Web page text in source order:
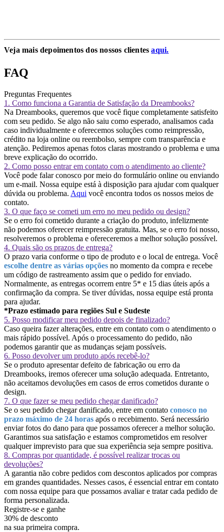
Veja mais depoimentos dos nossos clientesaqui.
FAQ
Preguntas Frequentes
1. Como funciona a Garantia de Satisfação da Dreambooks?
Na Dreambooks, queremos que você fique completamente satisfeito
com seu pedido. Se algo não saiu como esperado, analisamos cada
caso individualmente e oferecemos soluções como reimpressão,
crédito na loja online ou reembolso, sempre com transparência e
atenção. Pediremos apenas fotos claras mostrando o problema e uma
breve explicação do ocorrido.
2. Como posso entrar em contato com o atendimento ao cliente?
Você pode falar conosco por meio do formulário online ou enviando
um e-mail. Nossa equipe está à disposição para ajudar com qualquer
dúvida ou problema. Aqui você encontra todos os nossos meios de
contato.
3. O que faço se cometi um erro no meu pedido ou design?
Se o erro foi cometido durante a criação do produto, infelizmente
não podemos oferecer reimpressão gratuita. Mas, se o erro foi nosso,
resolveremos o problema e ofereceremos a melhor solução possível.
4. Quais são os prazos de entrega?
O prazo varia conforme o tipo de produto e o local de entrega. Você
escolhe dentre as várias opções no momento da compra e recebe
um código de rastreamento assim que o pedido for enviado.
Normalmente, as entregas ocorrem entre 5* e 15 dias úteis após a
confirmação da compra. Se tiver dúvidas, nossa equipe está pronta
para ajudar.
*Prazo estimado para regiões Sul e Sudeste
5. Posso modificar meu pedido depois de finalizado?
Caso queira fazer alterações, entre em contato com o atendimento o
mais rápido possível. Após o processamento do pedido, não
podemos garantir que as mudanças sejam possíveis.
6. Posso devolver um produto após recebê-lo?
Se o produto apresentar defeito de fabricação ou erro da
Dreambooks, iremos oferecer uma solução adequada. Entretanto,
não aceitamos devoluções em casos de erros cometidos durante o
design.
7. O que fazer se meu pedido chegar danificado?
Se o seu pedido chegar danificado, entre em contato conosco no
prazo máximo de 24 horas após o recebimento. Será necessário
enviar fotos do dano para que possamos oferecer a melhor solução.
Garantimos sua satisfação e estamos comprometidos em resolver
qualquer imprevisto para que sua experiência seja sempre positiva.
8. Compras por quantidade, é possível realizar trocas ou
devoluções?
A garantia não cobre pedidos com descontos aplicados por compras
em grandes quantidades. Nesses casos, é essencial entrar em contato
com nossa equipe para que possamos avaliar e tratar cada pedido de
forma personalizada.
Registre-se e ganhe
30% de desconto
na sua primeira compra.